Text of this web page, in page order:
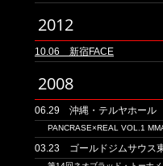
2012
10.06 新宿FACE
2008
06.29 沖縄・テルヤホール
PANCRASE×REAL VOL.1
03.23 ゴールドジムサウス